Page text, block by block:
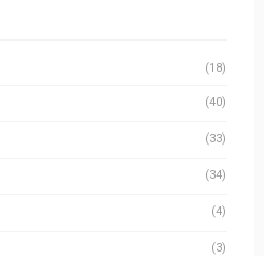
(18)
(40)
(33)
(34)
(4)
(3)